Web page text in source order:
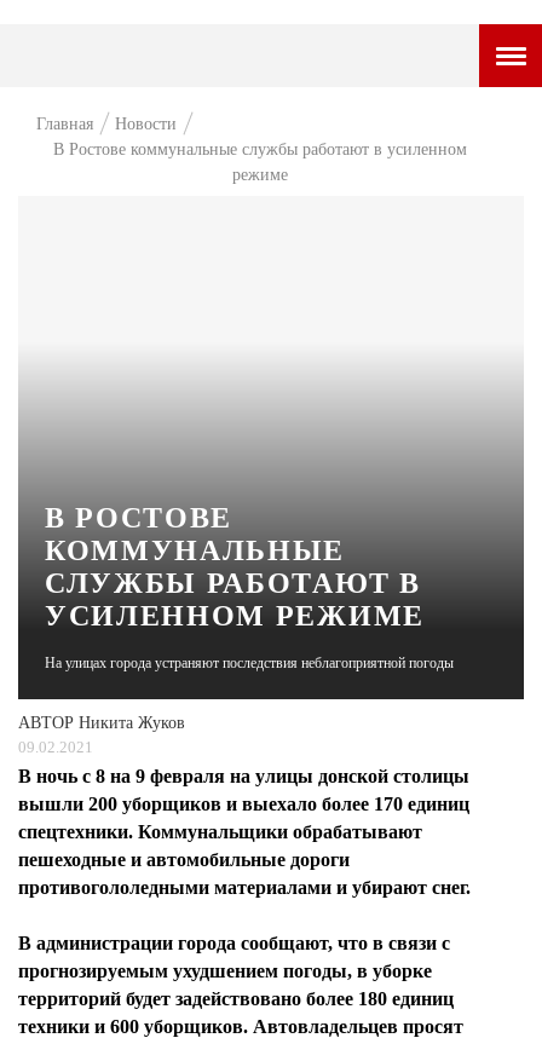
АФИША
ЖУРНАЛ
Главная
Новости
В Ростове коммунальные службы работают в усиленном
режиме
В РОСТОВЕ
КОММУНАЛЬНЫЕ
СЛУЖБЫ РАБОТАЮТ В
УСИЛЕННОМ РЕЖИМЕ
На улицах города устраняют последствия неблагоприятной погоды
АВТОР Никита Жуков
09.02.2021
В ночь с 8 на 9 февраля на улицы донской столицы
вышли 200 уборщиков и выехало более 170 единиц
спецтехники. Коммунальщики обрабатывают
пешеходные и автомобильные дороги
противогололедными материалами и убирают снег.
В администрации города сообщают, что в связи с
прогнозируемым ухудшением погоды, в уборке
территорий будет задействовано более 180 единиц
техники и 600 уборщиков. Автовладельцев просят